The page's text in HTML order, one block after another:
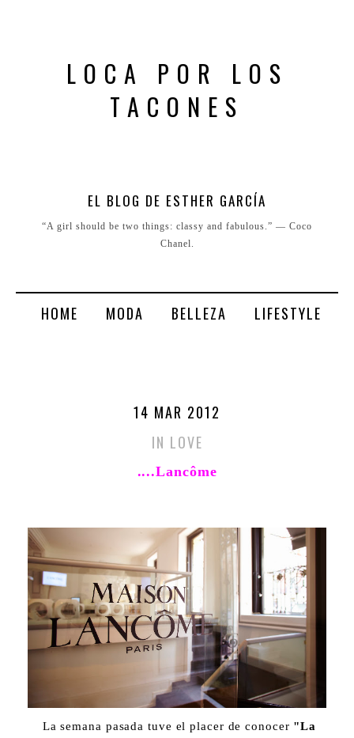
LOCA POR LOS
TACONES
EL BLOG DE ESTHER GARCÍA
“A girl should be two things: classy and fabulous.” ― Coco
Chanel.
HOME MODA BELLEZA LIFESTYLE
14 MAR 2012
IN LOVE
....Lancôme
La semana pasada tuve el placer de conocer "La